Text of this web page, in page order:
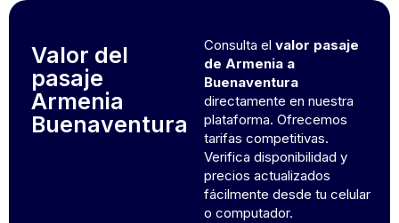
Valor del
pasaje
Armenia
Buenaventura
Consulta elvalor pasaje
de Armenia a
Buenaventura
directamente en nuestra
plataforma. Ofrecemos
tarifas competitivas.
Verifica disponibilidad y
precios actualizados
fácilmente desde tu celular
o computador.